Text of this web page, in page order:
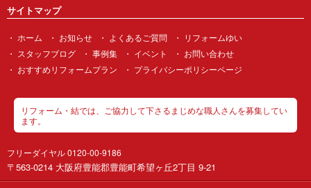
サイトマップ
ホーム お知らせ よくあるご質問
リフォームゆい
スタッフブログ
事例集 イベント
お問い合わせ
おすすめリフォームプラン
プライバシーポリシーページ
リフォーム・結では、ご協力して下さるまじめな職人さんを募集してい
ます。
フリーダイヤル 0120-00-9186
〒563-0214 大阪府豊能郡豊能町希望ヶ丘2丁目 9-21